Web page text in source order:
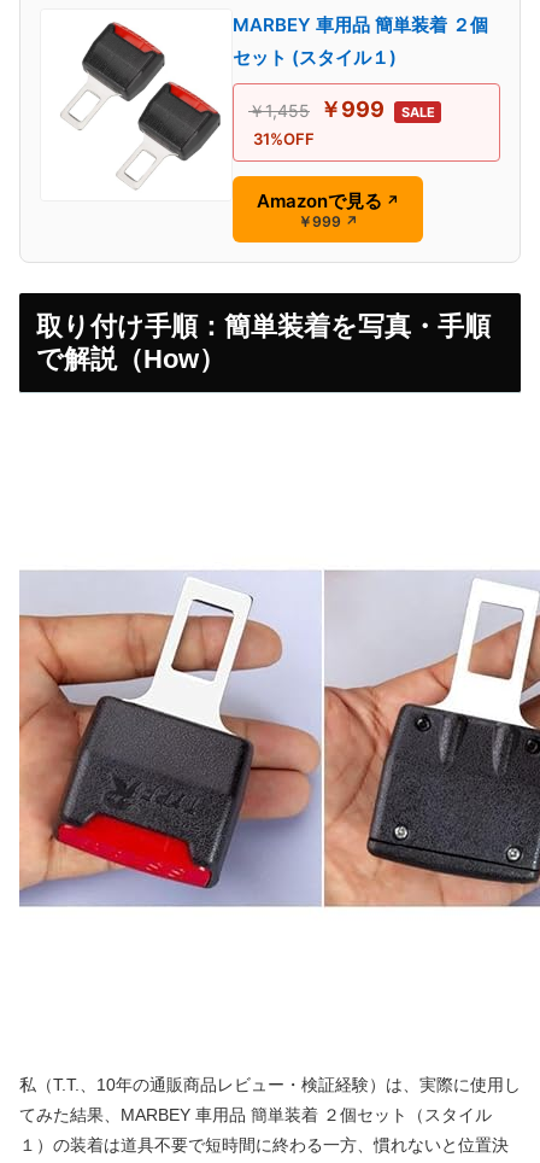
MARBEY 車用品 簡単装着 ２個
セット (スタイル１)
￥1,455 ￥999 SALE
31%OFF
Amazonで見る ↗
￥999 ↗
取り付け手順：簡単装着を写真・手順
で解説（How）
私（T.T.、10年の通販商品レビュー・検証経験）は、実際に使用し
てみた結果、MARBEY 車用品 簡単装着 ２個セット（スタイル
１）の装着は道具不要で短時間に終わる一方、慣れないと位置決